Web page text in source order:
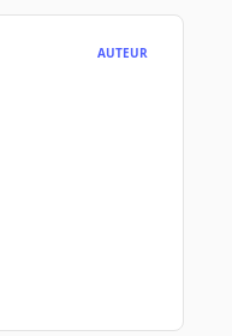
AUTEUR